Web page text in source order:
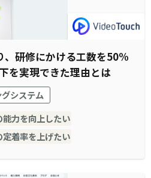
研修にかける工数を50%
を実現できた理由とは
システム
能力を向上したい
定着率を上げたい